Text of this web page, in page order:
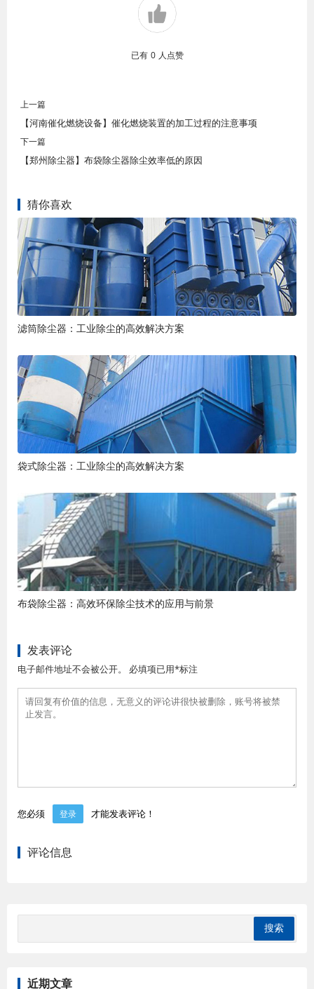
已有 0 人点赞
上一篇
【河南催化燃烧设备】催化燃烧装置的加工过程的注意事项
下一篇
【郑州除尘器】布袋除尘器除尘效率低的原因
猜你喜欢
滤筒除尘器：工业除尘的高效解决方案
袋式除尘器：工业除尘的高效解决方案
布袋除尘器：高效环保除尘技术的应用与前景
发表评论
电子邮件地址不会被公开。 必填项已用*标注
您必须 登录 才能发表评论！
评论信息
近期文章